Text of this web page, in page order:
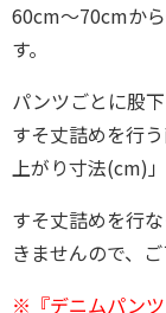
60cm～70cmか
す。
パンツごとに股
すそ丈詰めを行
上がり寸法(cm)
すそ丈詰めを行
きませんので、ご
※『デニムパン